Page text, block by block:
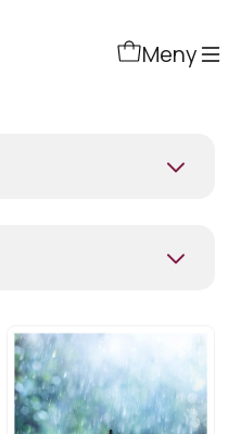
Meny
Gavekort på
kreftforskning
- Paraply
Vis produkt